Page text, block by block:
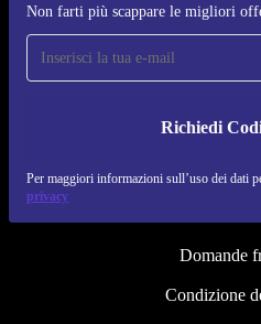
Non farti più scappare le migliori
Richiedi
Per maggiori informazioni sull’uso dei dati
privacy
Domande
Condizione